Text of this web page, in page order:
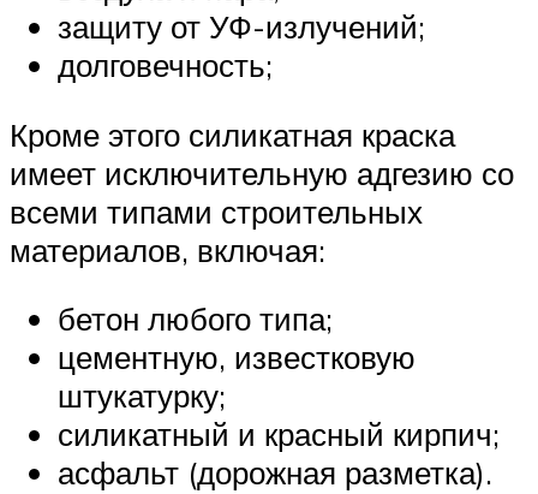
защиту от УФ-излучений;
долговечность;
Кроме этого силикатная краска
имеет исключительную адгезию со
всеми типами строительных
материалов, включая:
бетон любого типа;
цементную, известковую
штукатурку;
силикатный и красный кирпич;
асфальт (дорожная разметка).